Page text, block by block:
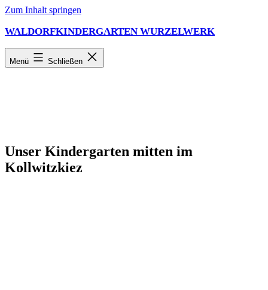
Zum Inhalt springen
WALDORFKINDERGARTEN WURZELWERK
Menü Schließen
Unser Kindergarten mitten im
Kollwitzkiez